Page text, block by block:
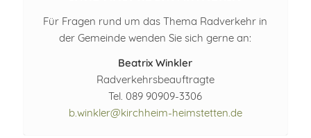
Für Fragen rund um das Thema Radverkehr in
der Gemeinde wenden Sie sich gerne an:
Beatrix Winkler
Radverkehrsbeauftragte
Tel. 089 90909-3306
b.winkler@kirchheim-heimstetten.de